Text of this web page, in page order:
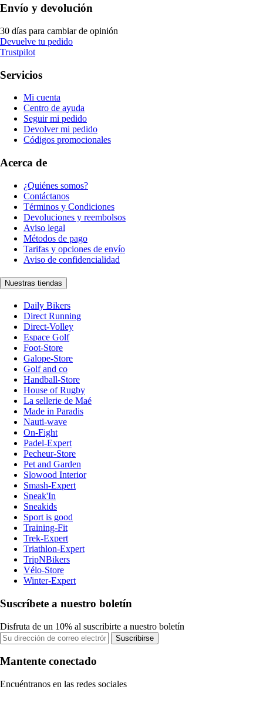
Envío y devolución
30 días para cambiar de opinión
Devuelve tu pedido
Trustpilot
Servicios
Mi cuenta
Centro de ayuda
Seguir mi pedido
Devolver mi pedido
Códigos promocionales
Acerca de
¿Quiénes somos?
Contáctanos
Términos y Condiciones
Devoluciones y reembolsos
Aviso legal
Métodos de pago
Tarifas y opciones de envío
Aviso de confidencialidad
Nuestras tiendas
Daily Bikers
Direct Running
Direct-Volley
Espace Golf
Foot-Store
Galope-Store
Golf and co
Handball-Store
House of Rugby
La sellerie de Maé
Made in Paradis
Nauti-wave
On-Fight
Padel-Expert
Pecheur-Store
Pet and Garden
Slowood Interior
Smash-Expert
Sneak'In
Sneakids
Sport is good
Training-Fit
Trek-Expert
Triathlon-Expert
TripNBikers
Vélo-Store
Winter-Expert
Suscríbete a nuestro boletín
Disfruta de un 10% al suscribirte a nuestro boletín
Suscribirse
Mantente conectado
Encuéntranos en las redes sociales